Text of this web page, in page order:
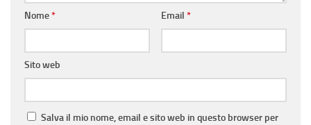
Nome* Email *
Sito web
Salva il mio nome, email e sito web in questo browser per